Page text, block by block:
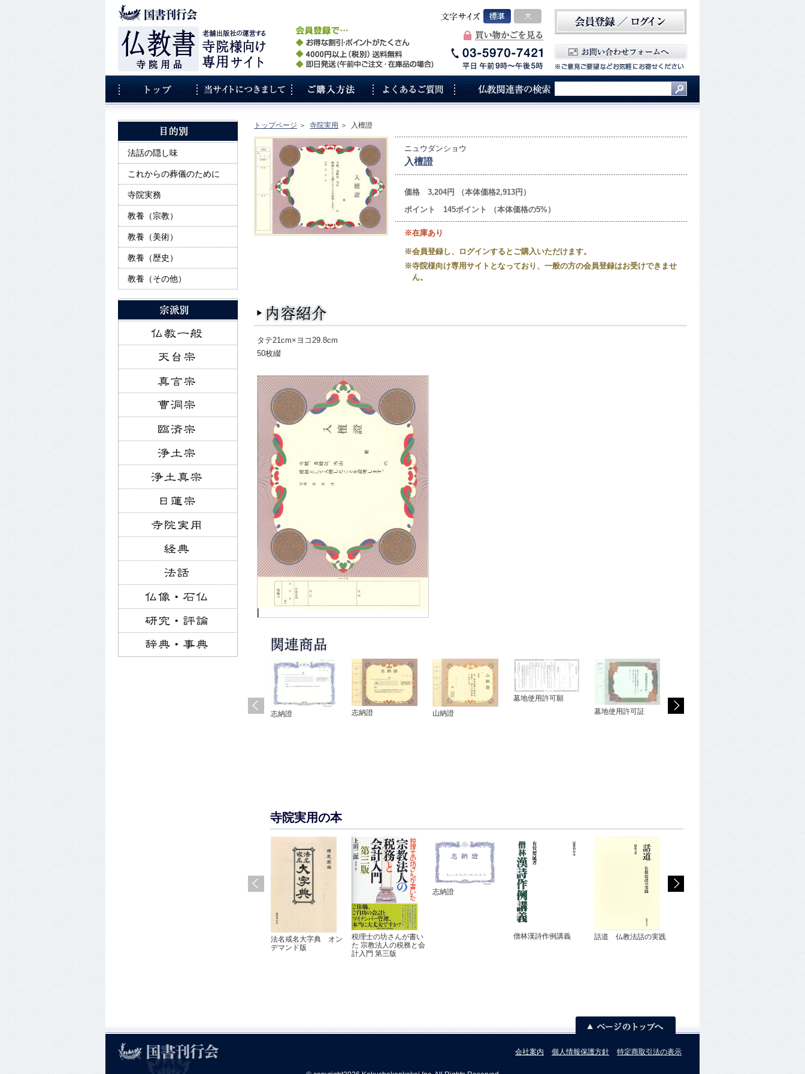
トップページ ＞ 寺院実用 ＞ 入檀證
ニュウダンショウ
入檀證
価格 3,204円 （本体価格2,913円）
ポイント 145ポイント （本体価格の5%）
※在庫あり
※会員登録し、ログインするとご購入いただけます。
※寺院様向け専用サイトとなっており、一般の方の会員登録はお受けできませ
ん。
タテ21cm×ヨコ29.8cm
50枚綴
志納證 志納證 山納證
墓地使用許可願
墓地使用許可証
寺院実用の本
法名戒名大字典 オン
デマンド版
税理士の坊さんが書い
た 宗教法人の税務と会
計入門 第三版
志納證
僧林漢詩作例講義 話道 仏教法話の実践
法話の隠し味
これからの葬儀のために
寺院実務
教養（宗教）
教養（美術）
教養（歴史）
教養（その他）
会社案内 個人情報保護方針 特定商取引法の表示